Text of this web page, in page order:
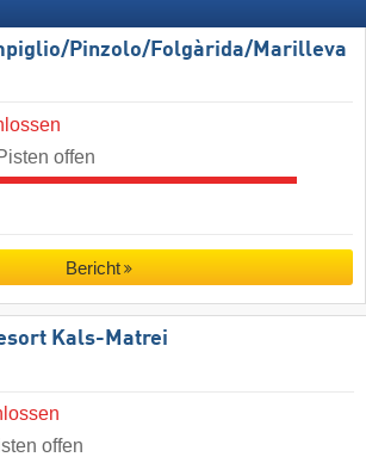
​Pinzolo/​Folgàrida/​Marilleva
offen
Bericht
Kals-Matrei
offen